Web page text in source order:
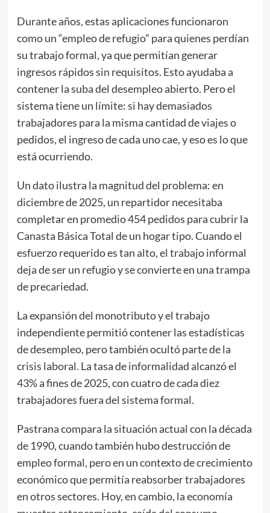
Durante años, estas aplicaciones funcionaron
como un “empleo de refugio” para quienes perdían
su trabajo formal, ya que permitían generar
ingresos rápidos sin requisitos. Esto ayudaba a
contener la suba del desempleo abierto. Pero el
sistema tiene un límite: si hay demasiados
trabajadores para la misma cantidad de viajes o
pedidos, el ingreso de cada uno cae, y eso es lo que
está ocurriendo.
Un dato ilustra la magnitud del problema: en
diciembre de 2025, un repartidor necesitaba
completar en promedio 454 pedidos para cubrir la
Canasta Básica Total de un hogar tipo. Cuando el
esfuerzo requerido es tan alto, el trabajo informal
deja de ser un refugio y se convierte en una trampa
de precariedad.
La expansión del monotributo y el trabajo
independiente permitió contener las estadísticas
de desempleo, pero también ocultó parte de la
crisis laboral. La tasa de informalidad alcanzó el
43% a fines de 2025, con cuatro de cada diez
trabajadores fuera del sistema formal.
Pastrana compara la situación actual con la década
de 1990, cuando también hubo destrucción de
empleo formal, pero en un contexto de crecimiento
económico que permitía reabsorber trabajadores
en otros sectores. Hoy, en cambio, la economía